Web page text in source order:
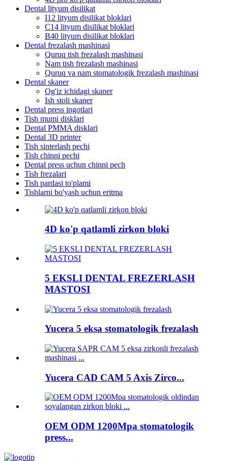
Dental lityum disilikat
I12 lityum disilikat bloklari
C14 lityum disilikat bloklari
B40 lityum disilikat bloklari
Dental frezalash mashinasi
Quruq tish frezalash mashinasi
Nam tish frezalash mashinasi
Quruq va nam stomatologik frezalash mashinasi
Dental skaner
Og'iz ichidagi skaner
Ish stoli skaner
Dental press ingotlari
Tish mumi disklari
Dental PMMA disklari
Dental 3D printer
Tish sinterlash pechi
Tish chinni pechi
Dental press uchun chinni pech
Tish frezalari
Tish pardasi to'plami
Tishlarni bo'yash uchun eritma
4D ko'p qatlamli zirkon bloki
5 EKSLI DENTAL FREZERLASH
MASTOSI
Yucera 5 eksa stomatologik frezalash
Yucera CAD CAM 5 Axis Zirco...
OEM ODM 1200Mpa stomatologik
press...